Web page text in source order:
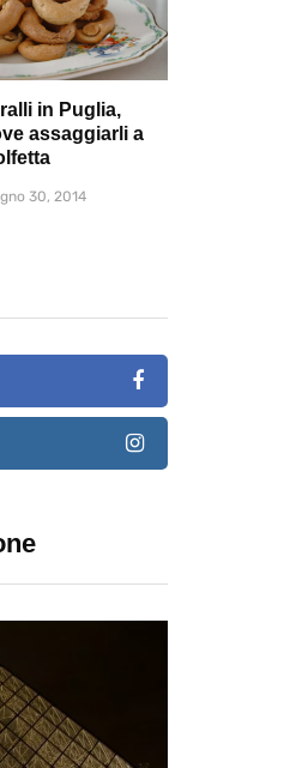
in Puglia,
assaggiarli a
30, 2014